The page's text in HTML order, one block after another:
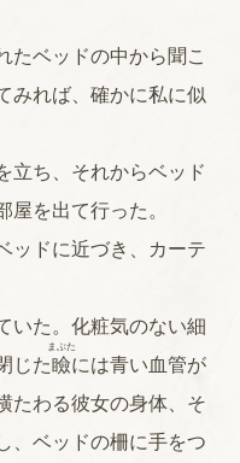
ベッドの中から聞こ
みれば、確かに私に似
立ち、それからベッド
を出て行った。
ッドに近づき、カーテ
いた。化粧気のない細
じた瞼
まぶた
には青い血管が
たわる彼女の身体、そ
、ベッドの柵に手をつ